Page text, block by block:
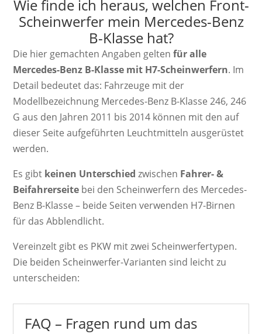
Wie finde ich heraus, welchen Front-
Scheinwerfer mein Mercedes-Benz
B-Klasse hat?
Die hier gemachten Angaben gelten für alle
Mercedes-Benz B-Klasse mit H7-Scheinwerfern. Im
Detail bedeutet das: Fahrzeuge mit der
Modellbezeichnung Mercedes-Benz B-Klasse 246, 246
G aus den Jahren 2011 bis 2014 können mit den auf
dieser Seite aufgeführten Leuchtmitteln ausgerüstet
werden.
Es gibt keinen Unterschied zwischen Fahrer- &
Beifahrerseitebei den Scheinwerfern des Mercedes-
Benz B-Klasse – beide Seiten verwenden H7-Birnen
für das Abblendlicht.
Vereinzelt gibt es PKW mit zwei Scheinwerfertypen.
Die beiden Scheinwerfer-Varianten sind leicht zu
unterscheiden:
FAQ – Fragen rund um das